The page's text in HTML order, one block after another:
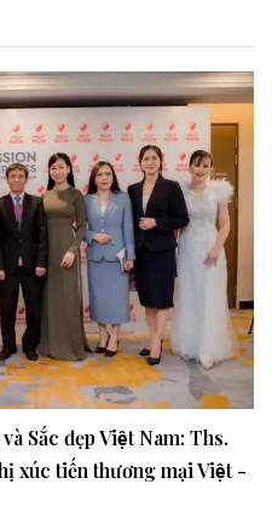
Sắc đẹp Việt Nam: Ths.
xúc tiến thương mại Việt -